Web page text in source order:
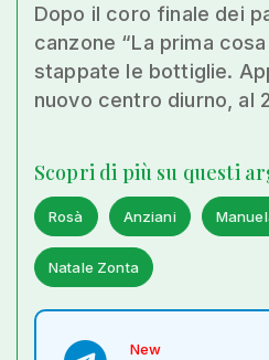
Dopo il coro finale dei
canzone “La prima
stappate le bottiglie.
nuovo centro diurno, al
Scopri di più su questi
Rosà Anziani
Natale Zonta
New